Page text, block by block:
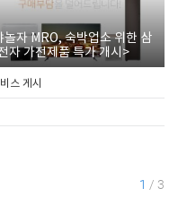
놀자 MRO, 숙박업소 위한 삼
자 가전제품 특가 개시>
스 게시
1 / 3